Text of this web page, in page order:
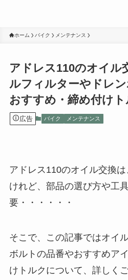
ホーム バイク メンテナンス
アドレス110のオイル
ルフィルターやドレン
おすすめ・締め付けト
広告 バイク メンテナンス
アドレス110のオイル交換
けれど、部品の選び方や工
要・・・・・・
そこで、この記事ではオイ
ボルトの品番やおすすめア
けトルクについて、詳しく